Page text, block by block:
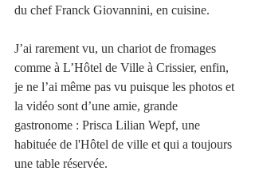
du chef Franck Giovannini, en cuisine.
J’ai rarement vu, un chariot de fromages
comme à L’Hôtel de Ville à Crissier, enfin,
je ne l’ai même pas vu puisque les photos et
la vidéo sont d’une amie, grande
gastronome : Prisca Lilian Wepf, une
habituée de l'Hôtel de ville et qui a toujours
une table réservée.